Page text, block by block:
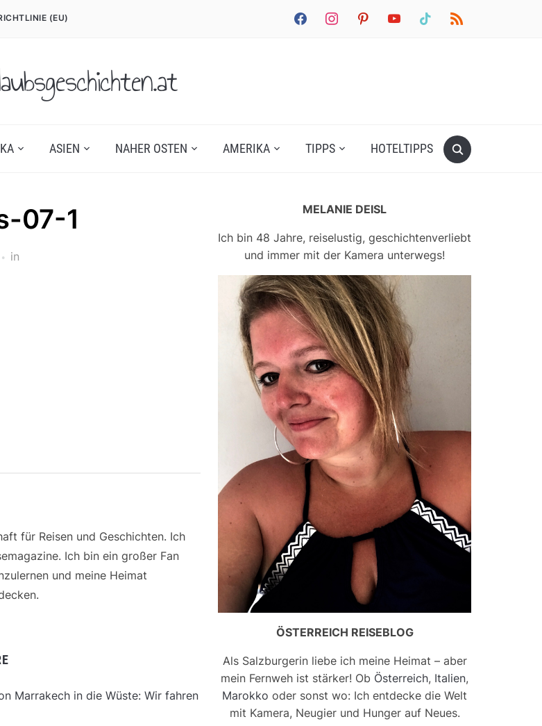
facebookinstagrampinterestyoutube tiktok rss
(EU)
ASIEN NAHER OSTEN AMERIKA TIPPS HOTELTIPPS
07-1
in
für Reisen und Geschichten. Ich
Ich bin ein großer Fan
und meine Heimat
Marrakech in die Wüste: Wir fahren
MELANIE DEISL
Ich bin 48 Jahre, reiselustig, geschichtenverliebt
und immer mit der Kamera unterwegs!
ÖSTERREICH REISEBLOG
Als Salzburgerin liebe ich meine Heimat – aber
mein Fernweh ist stärker! Ob Österreich, Italien,
Marokko oder sonst wo: Ich entdecke die Welt
mit Kamera, Neugier und Hunger auf Neues.